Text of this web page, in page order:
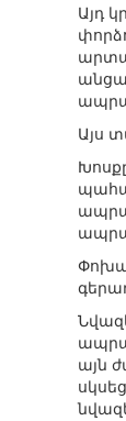
Այդ
Այս
այն